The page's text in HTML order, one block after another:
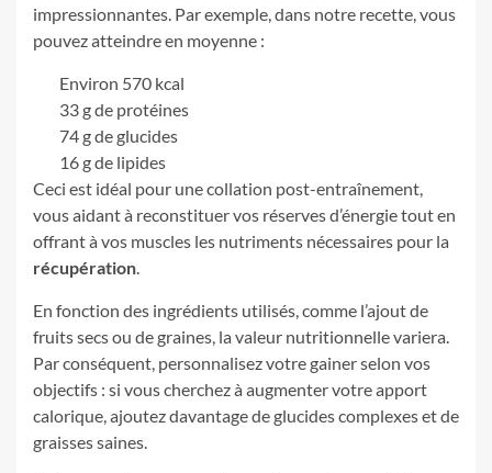
impressionnantes. Par exemple, dans notre recette, vous
pouvez atteindre en moyenne :
Environ 570 kcal
33 g de protéines
74 g de glucides
16 g de lipides
Ceci est idéal pour une collation post-entraînement,
vous aidant à reconstituer vos réserves d’énergie tout en
offrant à vos muscles les nutriments nécessaires pour la
récupération.
En fonction des ingrédients utilisés, comme l’ajout de
fruits secs ou de graines, la valeur nutritionnelle variera.
Par conséquent, personnalisez votre gainer selon vos
objectifs : si vous cherchez à augmenter votre apport
calorique, ajoutez davantage de glucides complexes et de
graisses saines.